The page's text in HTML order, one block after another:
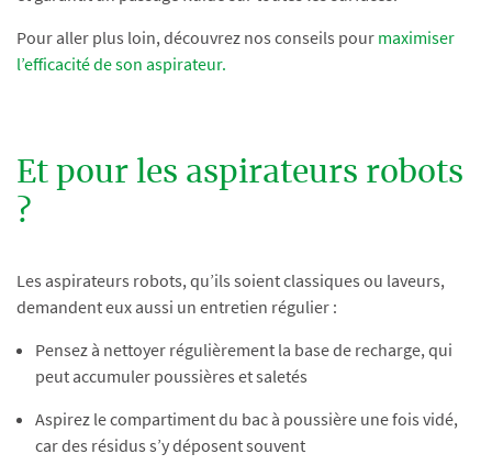
Pour aller plus loin, découvrez nos conseils pour maximiser
l’efficacité de son aspirateur.
Et pour les aspirateurs robots
?
Les aspirateurs robots, qu’ils soient classiques ou laveurs,
demandent eux aussi un entretien régulier :
Pensez à nettoyer régulièrement la base de recharge, qui
peut accumuler poussières et saletés
Aspirez le compartiment du bac à poussière une fois vidé,
car des résidus s’y déposent souvent